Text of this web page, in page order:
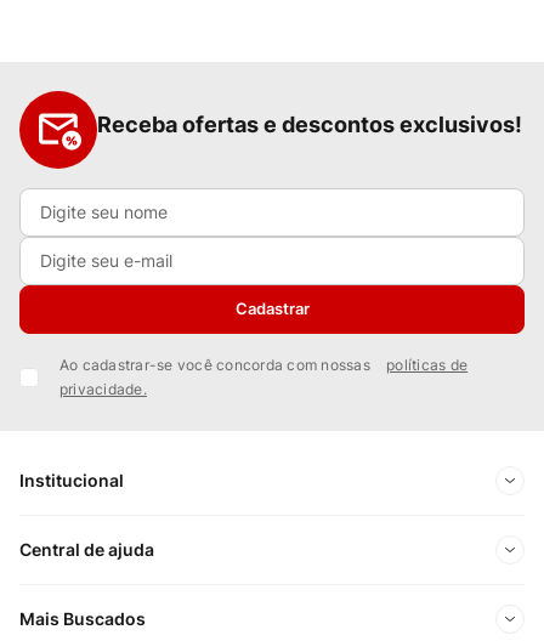
Receba ofertas e descontos exclusivos!
Cadastrar
Ao cadastrar-se você concorda com nossas
políticas de
privacidade.
Institucional
Sobre Nós
Central de ajuda
Minha conta
Mais Buscados